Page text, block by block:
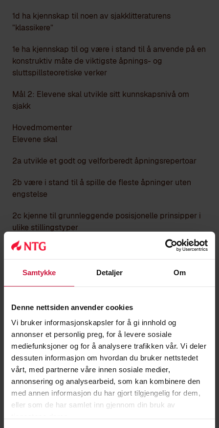
Samtykke Detaljer Om
Denne nettsiden anvender cookies
Vi bruker informasjonskapsler for å gi innhold og
annonser et personlig preg, for å levere sosiale
mediefunksjoner og for å analysere trafikken vår. Vi deler
dessuten informasjon om hvordan du bruker nettstedet
vårt, med partnerne våre innen sosiale medier,
annonsering og analysearbeid, som kan kombinere den
med annen informasjon du har gjort tilgjengelig for dem,
eller som de har samlet inn gjennom din bruk av
1d ha kjennskap til noen av sjakklitteraturens
”klassikere”
1e ha kjennskap til og være i stand til å anvende på en
konstruktiv måte de viktigste åpnings- og
sluttspillsteoretiske verker
Mål 2: Elevene skal utvikle sitt kunnskapsnivå om
sjakk
Hovedmomenter
Elevene skal
2a utvikle et godt og velforberedt åpningsrepertoar
2b være i stand til å spille de fleste åpninger uten
engstelse
2c kjenne til grunnleggende posisjonelle prinsipper i
ulike stillingstyper
2d utvikle et begrepsapparat for forståelsen av
strategiske stillinger
2f utvikle sine taktiske ferdigheter gjennom jevnlige
Mål 3: Elevene skal innarbeide gode arbeidsrutiner i
trenings- og konkurransesituasjon
Hovedmomenter
Elevene skal
3a ha en hyppig turneringsaktivitet